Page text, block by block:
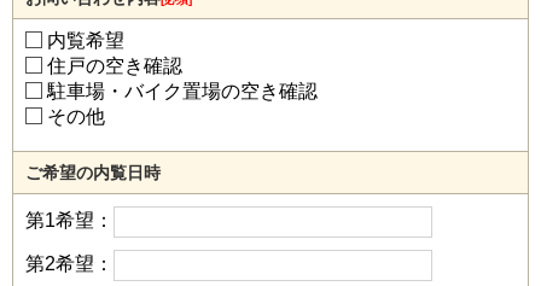
内覧希望
住戸の空き確認
駐車場・バイク置場の空き確認
その他
ご希望の内覧日時
第1希望：
第2希望：